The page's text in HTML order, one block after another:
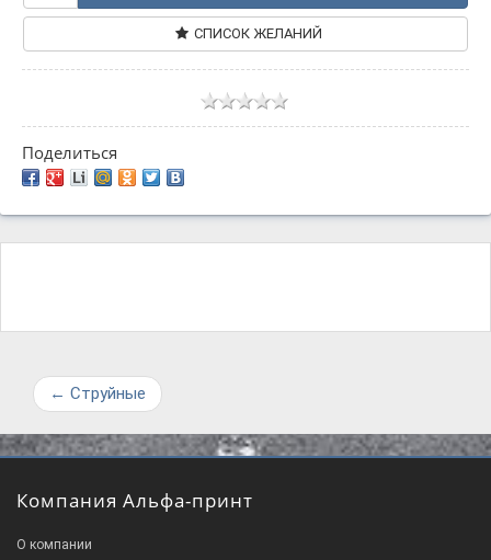
СПИСОК ЖЕЛАНИЙ
Поделиться
← Струйные
Компания Альфа-принт
О компании